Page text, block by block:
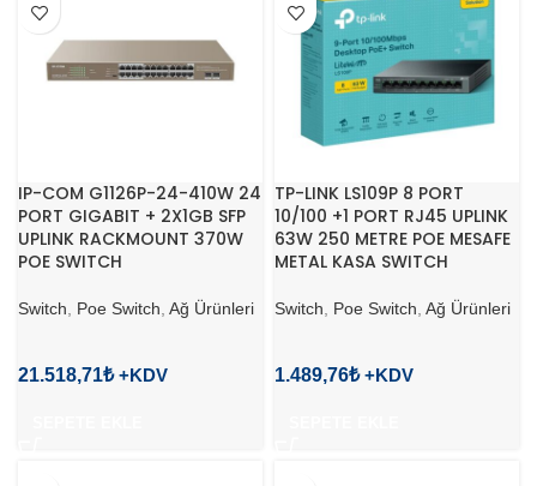
IP-COM G1126P-24-410W 24
PORT GIGABIT + 2X1GB SFP
UPLINK RACKMOUNT 370W
POE SWITCH
Switch Poe Switch Ağ Ürünleri
21.518,71₺
TP-LINK LS109P 8 PORT
10/100 +1 PORT RJ45 UPLINK
63W 250 METRE POE MESAFE
METAL KASA SWITCH
Switch Poe Switch Ağ Ürünleri
1.489,76₺